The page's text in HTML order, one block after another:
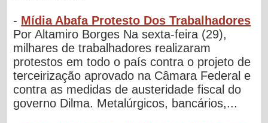
- Mídia Abafa Protesto Dos Trabalhadores
Por Altamiro Borges Na sexta-feira (29),
milhares de trabalhadores realizaram
protestos em todo o país contra o projeto de
terceirização aprovado na Câmara Federal e
contra as medidas de austeridade fiscal do
governo Dilma. Metalúrgicos, bancários,...